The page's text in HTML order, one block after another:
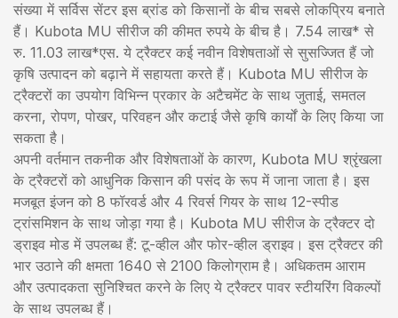
संख्या में सर्विस सेंटर इस ब्रांड को किसानों के बीच सबसे लोकप्रिय बनाते
हैं। Kubota MU सीरीज की कीमत रुपये के बीच है। 7.54 लाख* से
रु. 11.03 लाख*एस. ये ट्रैक्टर कई नवीन विशेषताओं से सुसज्जित हैं जो
कृषि उत्पादन को बढ़ाने में सहायता करते हैं। Kubota MU सीरीज के
ट्रैक्टरों का उपयोग विभिन्न प्रकार के अटैचमेंट के साथ जुताई, समतल
करना, रोपण, पोखर, परिवहन और कटाई जैसे कृषि कार्यों के लिए किया जा
सकता है।
अपनी वर्तमान तकनीक और विशेषताओं के कारण, Kubota MU श्रृंखला
के ट्रैक्टरों को आधुनिक किसान की पसंद के रूप में जाना जाता है। इस
मजबूत इंजन को 8 फॉरवर्ड और 4 रिवर्स गियर के साथ 12-स्पीड
ट्रांसमिशन के साथ जोड़ा गया है। Kubota MU सीरीज के ट्रैक्टर दो
ड्राइव मोड में उपलब्ध हैं: टू-व्हील और फोर-व्हील ड्राइव। इस ट्रैक्टर की
भार उठाने की क्षमता 1640 से 2100 किलोग्राम है। अधिकतम आराम
और उत्पादकता सुनिश्चित करने के लिए ये ट्रैक्टर पावर स्टीयरिंग विकल्पों
के साथ उपलब्ध हैं।